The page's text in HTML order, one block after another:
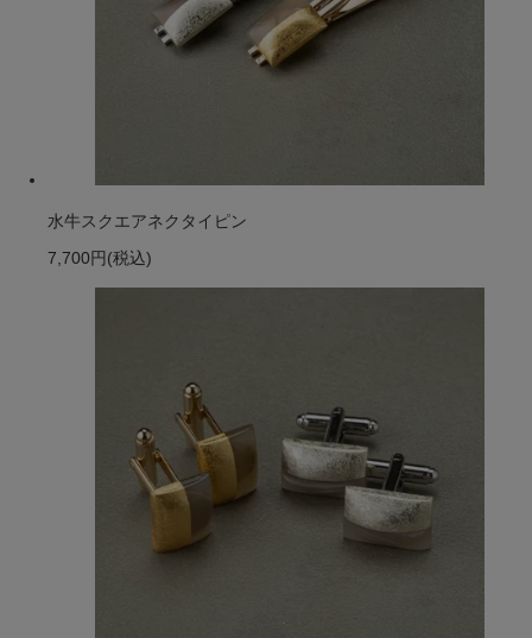
水牛スクエアネクタイピン
7,700円 (税込)